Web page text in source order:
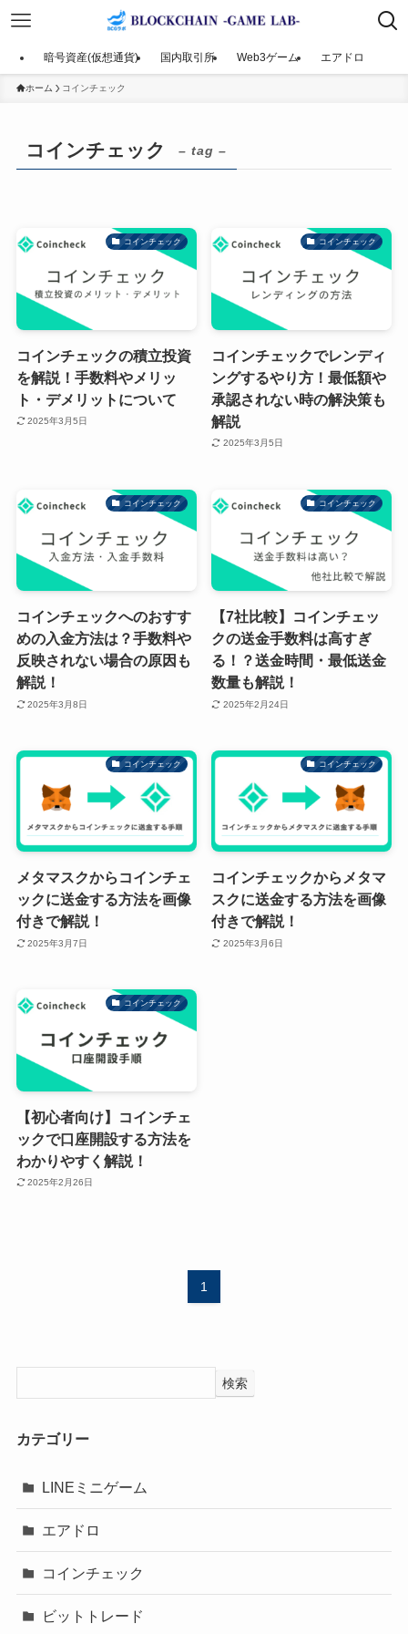
暗号資産(仮想通貨) 国内取引所 Web3ゲーム エアドロ
ホーム コインチェック
コインチェック – tag –
コインチェック
コインチェックの積立投資
を解説！手数料やメリッ
ト・デメリットについて
2025年3月5日
コインチェック
コインチェックでレンディ
ングするやり方！最低額や
承認されない時の解決策も
解説
2025年3月5日
コインチェック
コインチェックへのおすす
めの入金方法は？手数料や
反映されない場合の原因も
解説！
2025年3月8日
コインチェック
【7社比較】コインチェッ
クの送金手数料は高すぎ
る！？送金時間・最低送金
数量も解説！
2025年2月24日
コインチェック
メタマスクからコインチェ
ックに送金する方法を画像
付きで解説！
2025年3月7日
コインチェック
コインチェックからメタマ
スクに送金する方法を画像
付きで解説！
2025年3月6日
コインチェック
【初心者向け】コインチェ
ックで口座開設する方法を
わかりやすく解説！
2025年2月26日
1
検索
カテゴリー
LINEミニゲーム
エアドロ
コインチェック
ビットトレード